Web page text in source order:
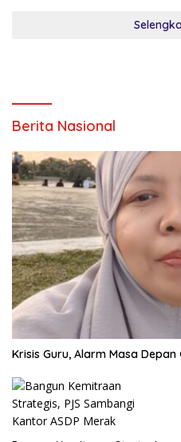
Berita Nasional
Krisis Guru, Alarm Masa Depan